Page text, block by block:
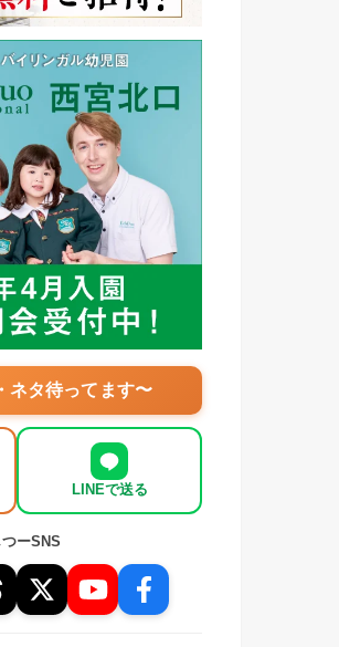
ネタ待ってます〜
LINEで送る
ーSNS